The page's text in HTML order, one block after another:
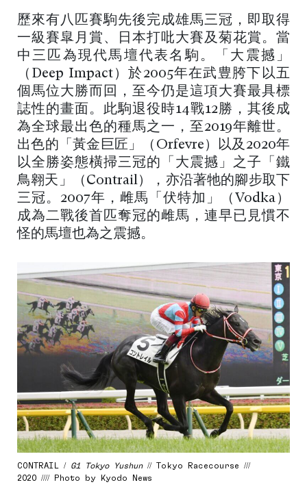
歷來有八匹賽駒先後完成雄馬三冠，即取得
一級賽皐月賞、日本打吡大賽及菊花賞。當
中三匹為現代馬壇代表名駒。「大震撼」
（Deep Impact）於2005年在武豊胯下以五
個馬位大勝而回，至今仍是這項大賽最具標
誌性的畫面。此駒退役時14戰12勝，其後成
為全球最出色的種馬之一，至2019年離世。
出色的「黃金巨匠」（Orfevre）以及2020年
以全勝姿態橫掃三冠的「大震撼」之子「鐵
鳥翱天」（Contrail），亦沿著牠的腳步取下
三冠。2007年，雌馬「伏特加」（Vodka）
成為二戰後首匹奪冠的雌馬，連早已見慣不
怪的馬壇也為之震撼。
CONTRAIL / G1 Tokyo Yushun// Tokyo Racecourse ///
2020 //// Photo by Kyodo News